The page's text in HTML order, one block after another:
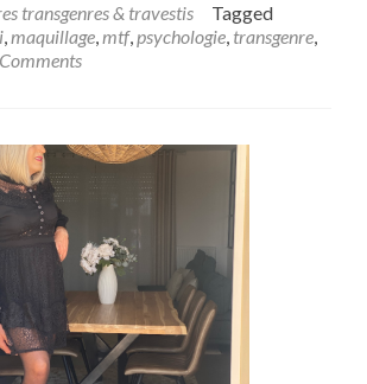
about
Résilience
l’audacieuse
Rebecca
l’authenticité
transgenres & travestis
Tagged
,maquillage,mtf,psychologie, transgenre,